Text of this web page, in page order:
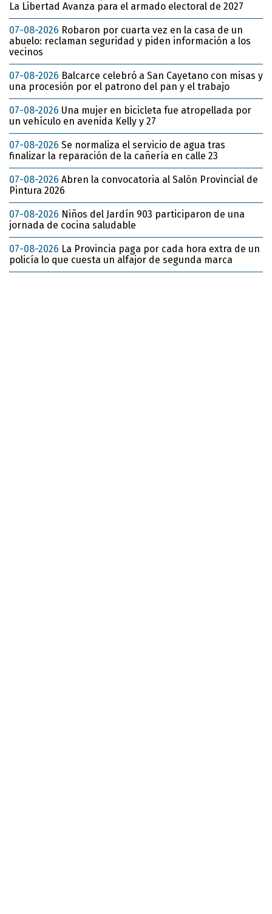
La Libertad Avanza para el armado electoral de 2027
07-08-2026 Robaron por cuarta vez en la casa de un
abuelo: reclaman seguridad y piden información a los
vecinos
07-08-2026 Balcarce celebró a San Cayetano con misas y
una procesión por el patrono del pan y el trabajo
07-08-2026 Una mujer en bicicleta fue atropellada por
un vehículo en avenida Kelly y 27
07-08-2026 Se normaliza el servicio de agua tras
finalizar la reparación de la cañería en calle 23
07-08-2026 Abren la convocatoria al Salón Provincial de
Pintura 2026
07-08-2026 Niños del Jardín 903 participaron de una
jornada de cocina saludable
07-08-2026 La Provincia paga por cada hora extra de un
policía lo que cuesta un alfajor de segunda marca